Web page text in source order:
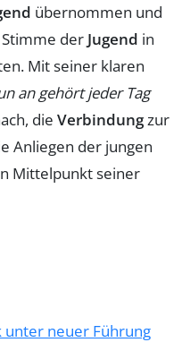
übernommen und
der Jugend in
Mit seiner klaren
an gehört jeder Tag
die Verbindungzur
Anliegen der jungen
Mittelpunkt seiner
unter neuer Führung